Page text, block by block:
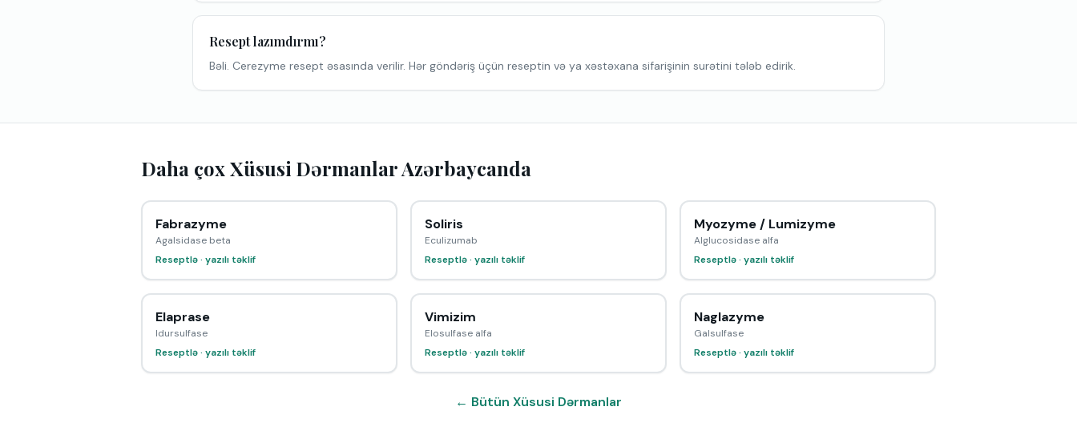
Resept lazımdırmı?
Bəli. Cerezyme resept əsasında verilir. Hər göndəriş üçün reseptin və ya xəstəxana sifarişinin surətini tələb edirik.
Daha çox Xüsusi Dərmanlar Azərbaycanda
Fabrazyme
Agalsidase beta
Reseptlə · yazılı təklif
Soliris
Eculizumab
Reseptlə · yazılı təklif
Myozyme / Lumizyme
Alglucosidase alfa
Reseptlə · yazılı təklif
Elaprase
Idursulfase
Reseptlə · yazılı təklif
Vimizim
Elosulfase alfa
Reseptlə · yazılı təklif
Naglazyme
Galsulfase
Reseptlə · yazılı təklif
← Bütün Xüsusi Dərmanlar